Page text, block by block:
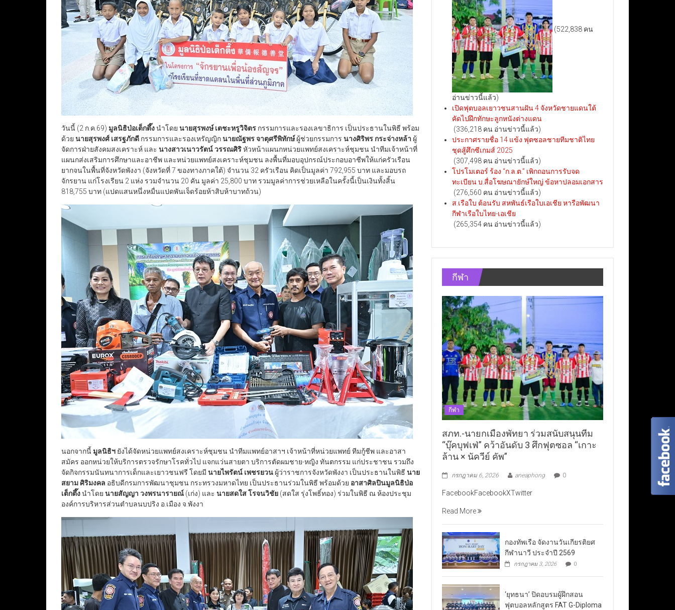
วันนี้ (2 ก.ค.69) มูลนิธิป่อเต็กตึ๊งนำโดย นายสุรพงษ์ เตชะหรูวิจิตร กรรมการและรองเลขาธิการ เป็นประธานในพิธี พร้อม
ด้วย นายสุรพงศ์ เสรฐภักดี กรรมการและรองเหรัญญิกนายณัฐพร จาตุศรีพิทักษ์ผู้ช่วยกรรมการ นางศิริพร กระจ่างหล้า ผู้
จัดการฝ่ายสังคมสงเคราะห์ และ นางสาวเนาวรัตน์ วรรณศิริหัวหน้าแผนกหน่วยแพทย์สงเคราะห์ชุมชน นำทีมเจ้าหน้าที่
แผนกส่งเสริมการศึกษาและอาชีพ และหน่วยแพทย์สงเคราะห์ชุมชน ลงพื้นที่มอบอุปกรณ์ประกอบอาชีพให้แก่ครัวเรือน
ยากจนในพื้นที่จังหวัดพังงา (จังหวัดที่ 7 ของทางภาคใต้) จำนวน 32 ครัวเรือน คิดเป็นมูลค่า 792,955 บาท และมอบรถ
จักรยาน แก่โรงเรียน 2 แห่ง รวมจำนวน 20 คัน มูลค่า 25,800 บาท รวมมูลค่าการช่วยเหลือในครั้งนี้เป็นเงินทั้งสิ้น
818,755 บาท (แปดแสนหนึ่งหมื่นแปดพันเจ็ดร้อยห้าสิบห้าบาทถ้วน)
นอกจากนี้ มูลนิธิฯ ยังได้จัดหน่วยแพทย์สงเคราะห์ชุมชน นำทีมแพทย์อาสาฯ เจ้าหน้าที่หน่วยแพทย์ ทีมกู้ชีพ และอาสา
สมัคร ออกหน่วยให้บริการตรวจรักษาโรคทั่วไป แจกแว่นสายตา บริการตัดผมชาย-หญิง ทันตกรรม แก่ประชาชน รวมถึง
จัดกิจกรรมนันทนาการเด็กและเยาวชนฟรี โดยมี นายไพรัตน์ เพชรยวน ผู้ว่าราชการจังหวัดพังงา เป็นประธานในพิธี นาย
สยาม ศิริมงคล อธิบดีกรมการพัฒนาชุมชน กระทรวงมหาดไทย เป็นประธานร่วมในพิธี พร้อมด้วย อาสาศิลปินมูลนิธิป่อ
เต็กตึ๊งนำโดย นายสัญญา วงพรนารายณ์ (เก่ง) และ นายสดใส โรจนวิชัย (สดใส รุ่งโพธิ์ทอง) ร่วมในพิธี ณ ห้องประชุม
องค์การบริหารส่วนตำบลนบปริง อ.เมือง จ.พังงา
(522,838 คน
อ่านข่าวนี้แล้ว)
เปิดฟุตบอลเยาวชนสานฝัน 4 จังหวัดชายแดนใต้
คัดไปฝึกทักษะลูกหนังต่างแดน
(336,218 คน อ่านข่าวนี้แล้ว)
ประกาศรายชื่อ 14 แข้ง ฟุตซอลชายทีมชาติไทย
ชุดสู้ศึกซีเกมส์ 2025
(307,498 คน อ่านข่าวนี้แล้ว)
โปรโมเตอร์ ร้อง “ก.ล.ต.” เพิกถอนการรับจด
ทะเบียน บ.สื่อโฆษณายักษ์ใหญ่ ข้อหาปลอมเอกสาร
(276,560 คน อ่านข่าวนี้แล้ว)
ส.เรือใบ ต้อนรับ สหพันธ์เรือใบเอเชีย หารือพัฒนา
กีฬาเรือใบไทย-เอเชีย
(265,354 คน อ่านข่าวนี้แล้ว)
กีฬา
กีฬา
สภท.-นายกเมืองพัทยา ร่วมสนับสนุนทีม
“บุ๊คบุฟเฟ่” คว้าอันดับ 3 ศึกฟุตซอล “เกาะ
ล้าน × นัควีย์ คัพ”
กรกฎาคม 6, 2026 aneaphong 0
FacebookFacebookXTwitter
Read More
กองทัพเรือ จัดงานวันเกียรติยศ
กีฬานาวี ประจำปี 2569
กรกฎาคม 3, 2026 0
‘ยุทธนา’ ปิดอบรมผู้ฝึกสอน
ฟุตบอลหลักสูตร FAT G-Diploma